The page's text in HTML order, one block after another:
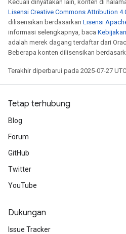
Kecuali dinyatakan lain, konten di
Lisensi Creative Commons Attribution
dilisensikan berdasarkan Lisensi
informasi selengkapnya, baca
adalah merek dagang terdaftar dari
Beberapa konten dilisensikan
Terakhir diperbarui pada 2025-07-27
Tetap terhubung
Blog
Forum
GitHub
Twitter
YouTube
Dukungan
Issue Tracker